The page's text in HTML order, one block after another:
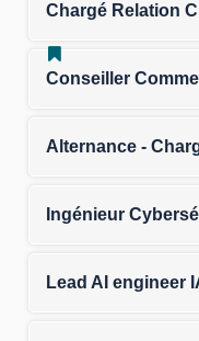
Chargé Relation
Alternance -
Lead AI engineer